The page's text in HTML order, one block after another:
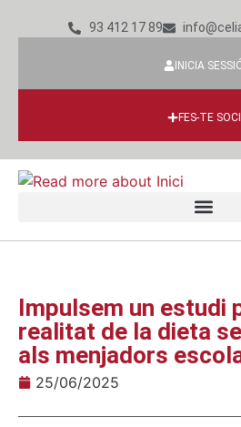
93 412 17 89
INICIA
FES-TE SOCI
Impulsem un estudi
realitat de la dieta
als menjadors
25/06/2025